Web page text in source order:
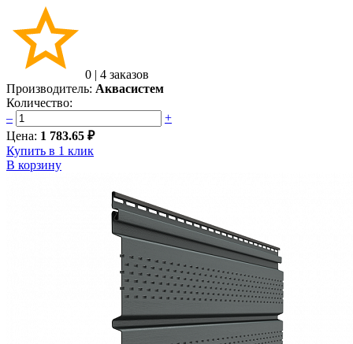
0 | 4 заказов
Производитель: Аквасистем
Количество:
–
+
Цена: 1 783.65 ₽
Купить в 1 клик
В корзину